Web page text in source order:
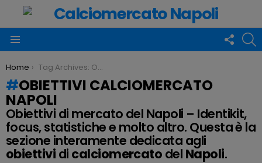
US
You are here:
Home Tag Archives: Obiettivi CalcioMercato Napoli
OBIETTIVI CALCIOMERCATO
NAPOLI
Obiettivi di mercato del Napoli – Identikit,
focus, statistiche e molto altro. Questa è la
sezione interamente dedicata agli
obiettivi di calciomercato del Napoli.